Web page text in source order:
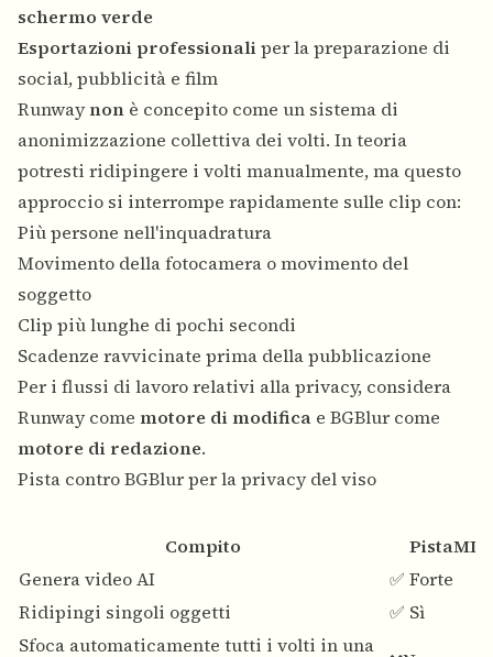
schermo verde
Esportazioni professionaliper la preparazione di
social, pubblicità e film
Runwaynon è concepito come un sistema di
anonimizzazione collettiva dei volti. In teoria
potresti ridipingere i volti manualmente, ma questo
approccio si interrompe rapidamente sulle clip con:
Più persone nell'inquadratura
Movimento della fotocamera o movimento del
soggetto
Clip più lunghe di pochi secondi
Scadenze ravvicinate prima della pubblicazione
Per i flussi di lavoro relativi alla privacy, considera
Runway come motore di modifica e BGBlur come
motore di redazione.
Pista contro BGBlur per la privacy del viso
Compito
PistaML
Genera video AI
✅ Forte
Ridipingi singoli oggetti
✅ Sì
Sfoca automaticamente tutti i volti in una